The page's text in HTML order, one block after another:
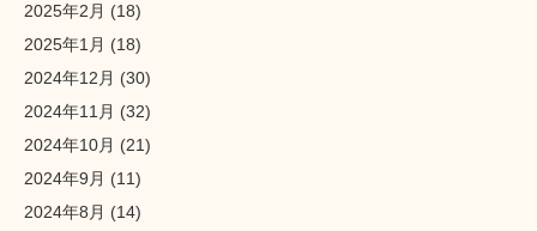
2025年2月 (18)
2025年1月 (18)
2024年12月 (30)
2024年11月 (32)
2024年10月 (21)
2024年9月 (11)
2024年8月 (14)